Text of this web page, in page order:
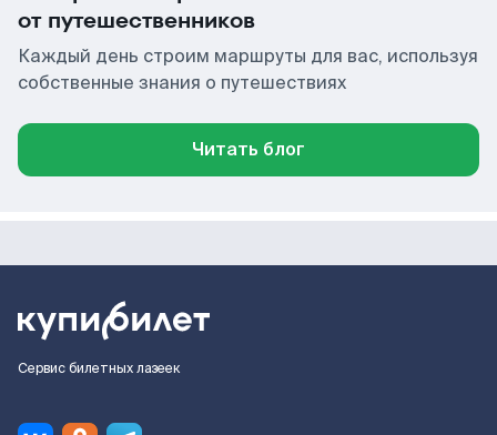
от путешественников
Каждый день строим маршруты для вас, используя
собственные знания о путешествиях
Читать блог
Сервис билетных лазеек